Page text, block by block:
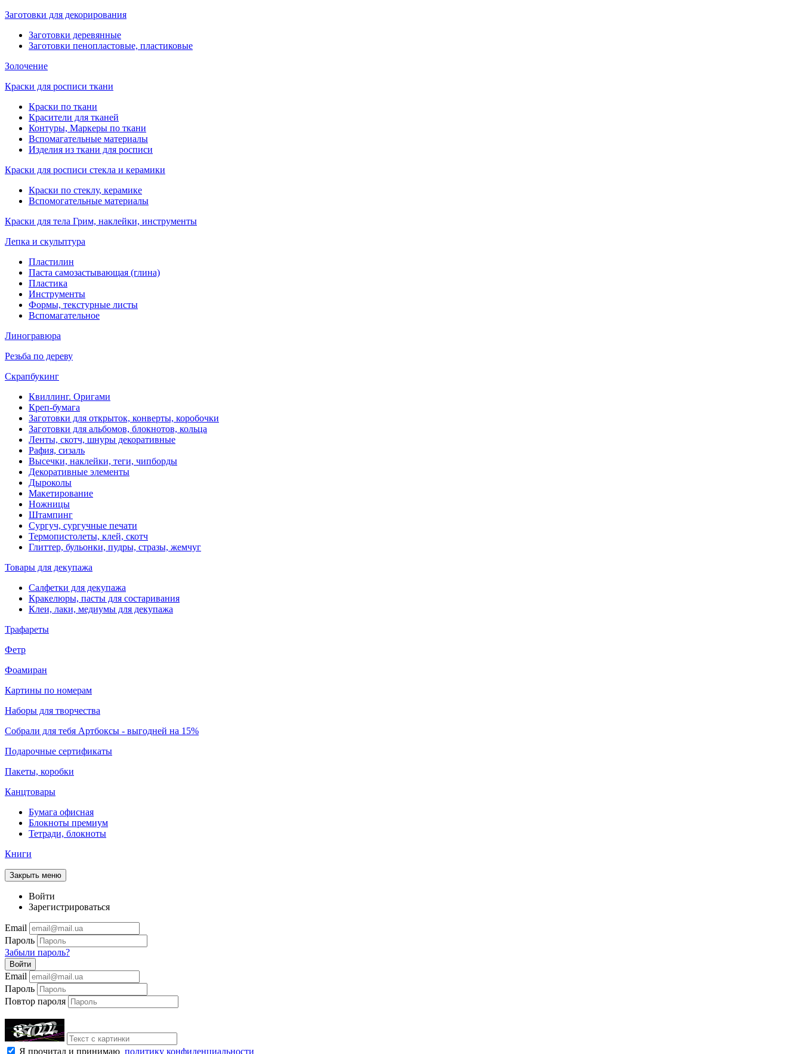
Заготовки для декорирования
Заготовки деревянные
Заготовки пенопластовые, пластиковые
Золочение
Краски для росписи ткани
Краски по ткани
Красители для тканей
Контуры, Маркеры по ткани
Вспомагательные материалы
Изделия из ткани для росписи
Краски для росписи стекла и керамики
Краски по стеклу, керамике
Вспомогательные материалы
Краски для тела Грим, наклейки, инструменты
Лепка и скульптура
Пластилин
Паста самозастывающая (глина)
Пластика
Инструменты
Формы, текстурные листы
Вспомагательное
Линогравюра
Резьба по дереву
Скрапбукинг
Квиллинг. Оригами
Креп-бумага
Заготовки для открыток, конверты, коробочки
Заготовки для альбомов, блокнотов, кольца
Ленты, скотч, шнуры декоративные
Рафия, сизаль
Высечки, наклейки, теги, чипборды
Декоративные элементы
Дыроколы
Макетирование
Ножницы
Штампинг
Сургуч, сургучные печати
Термопистолеты, клей, скотч
Глиттер, бульонки, пудры, стразы, жемчуг
Товары для декупажа
Салфетки для декупажа
Кракелюры, пасты для состаривания
Клеи, лаки, медиумы для декупажа
Трафареты
Фетр
Фоамиран
Картины по номерам
Наборы для творчества
Собрали для тебя Артбоксы - выгодней на 15%
Подарочные сертификаты
Пакеты, коробки
Канцтовары
Бумага офисная
Блокноты премиум
Тетради, блокноты
Книги
Закрыть меню
Войти
Зарегистрироваться
Email
Пароль
Забыли пароль?
Войти
Email
Пароль
Повтор пароля
Я прочитал и принимаю политику конфиденциальности